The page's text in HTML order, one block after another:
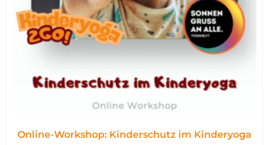
Online-Workshop: Kinderschutz im Kinderyoga